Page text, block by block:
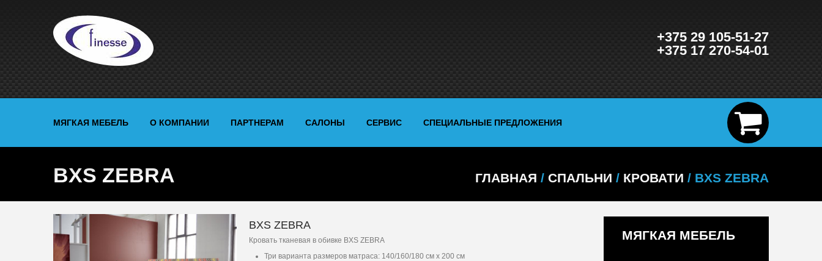
+375 29 105-51-27
+375 17 270-54-01
МЯГКАЯ МЕБЕЛЬ О КОМПАНИИ ПАРТНЕРАМ САЛОНЫ СЕРВИС СПЕЦИАЛЬНЫЕ ПРЕДЛОЖЕНИЯ
BXS ZEBRA ГЛАВНАЯ / СПАЛЬНИ / КРОВАТИ / BXS ZEBRA
BXS ZEBRA
Кровать тканевая в обивке BXS ZEBRA
Три варианта размеров матраса: 140/160/180 см x 200 см
МЯГКАЯ МЕБЕЛЬ